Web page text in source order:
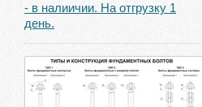
- в налиичии. На отгрузку 1
день.